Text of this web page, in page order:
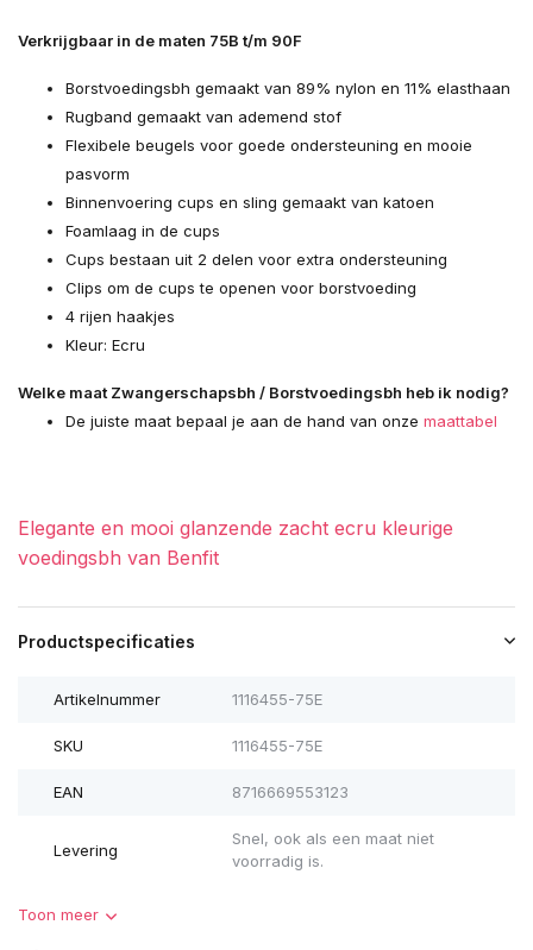
Verkrijgbaar in de maten 75B t/m 90F
Borstvoedingsbh gemaakt van 89% nylon en 11% elasthaan
Rugband gemaakt van ademend stof
Flexibele beugels voor goede ondersteuning en mooie
pasvorm
Binnenvoering cups en sling gemaakt van katoen
Foamlaag in de cups
Cups bestaan uit 2 delen voor extra ondersteuning
Clips om de cups te openen voor borstvoeding
4 rijen haakjes
Kleur: Ecru
Welke maat Zwangerschapsbh / Borstvoedingsbh heb ik nodig?
De juiste maat bepaal je aan de hand van onze maattabel
Elegante en mooi glanzende zacht ecru kleurige
voedingsbh van Benfit
Productspecificaties
Artikelnummer 1116455-75E
SKU 1116455-75E
EAN 8716669553123
Levering
Snel, ook als een maat niet
voorradig is.
Toon meer